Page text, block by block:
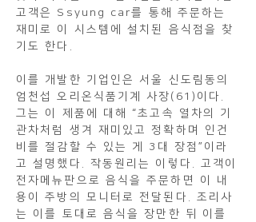
고객은 Ssyung car를 통해 주문하는
재미로 이 시스템에 설치된 음식점을 찾
기도 한다.
이를 개발한 기업인은 서울 신도림동의
엄천섭 오리온식품기계 사장(61)이다.
그는 이 제품에 대해 “초고속 열차의 기
관차처럼 생겨 재미있고 정확하며 인건
비를 절감할 수 있는 게 3대 장점”이라
고 설명했다. 작동원리는 이렇다. 고객이
전자메뉴판으로 음식을 주문하면 이 내
용이 주방의 모니터로 전달된다. 조리사
는 이를 토대로 음식을 장만한 뒤 이를